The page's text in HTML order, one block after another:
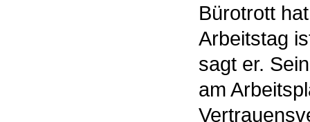
Bürotrott
Arbeitstag
sagt er.
am